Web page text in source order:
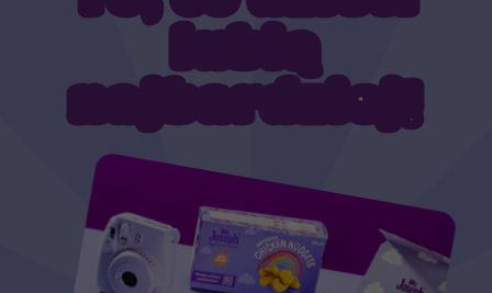
lubią
najbardziej!